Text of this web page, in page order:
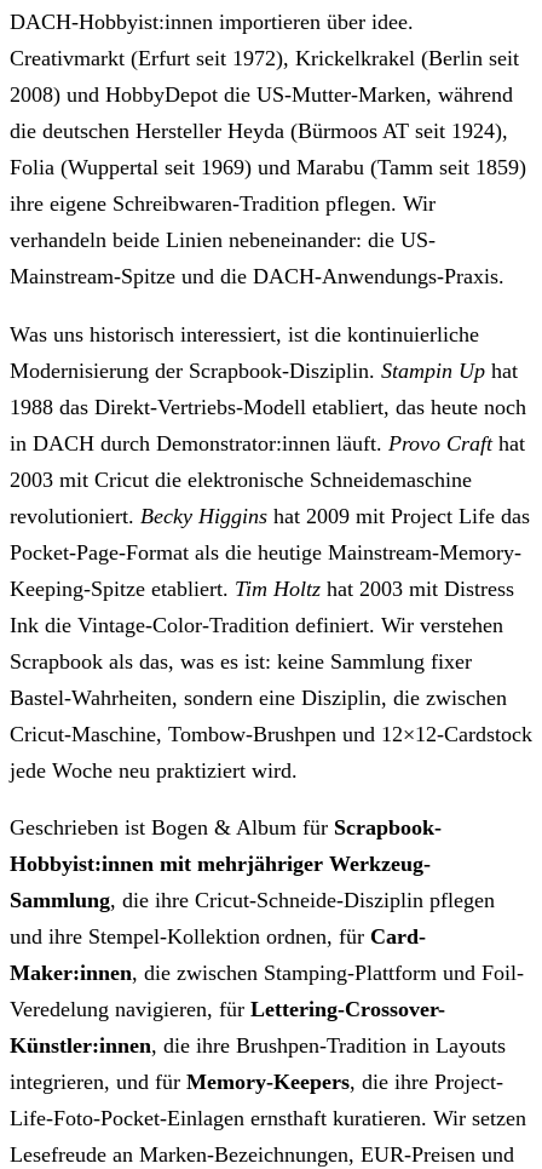
DACH-Hobbyist:innen importieren über idee.
Creativmarkt (Erfurt seit 1972), Krickelkrakel (Berlin seit
2008) und HobbyDepot die US-Mutter-Marken, während
die deutschen Hersteller Heyda (Bürmoos AT seit 1924),
Folia (Wuppertal seit 1969) und Marabu (Tamm seit 1859)
ihre eigene Schreibwaren-Tradition pflegen. Wir
verhandeln beide Linien nebeneinander: die US-
Mainstream-Spitze und die DACH-Anwendungs-Praxis.
Was uns historisch interessiert, ist die kontinuierliche
Modernisierung der Scrapbook-Disziplin. Stampin Up hat
1988 das Direkt-Vertriebs-Modell etabliert, das heute noch
in DACH durch Demonstrator:innen läuft. Provo Crafthat
2003 mit Cricut die elektronische Schneidemaschine
revolutioniert. Becky Higgins hat 2009 mit Project Life das
Pocket-Page-Format als die heutige Mainstream-Memory-
Keeping-Spitze etabliert. Tim Holtz hat 2003 mit Distress
Ink die Vintage-Color-Tradition definiert. Wir verstehen
Scrapbook als das, was es ist: keine Sammlung fixer
Bastel-Wahrheiten, sondern eine Disziplin, die zwischen
Cricut-Maschine, Tombow-Brushpen und 12×12-Cardstock
jede Woche neu praktiziert wird.
Geschrieben ist Bogen & Album für Scrapbook-
Hobbyist:innen mit mehrjähriger Werkzeug-
Sammlung, die ihre Cricut-Schneide-Disziplin pflegen
und ihre Stempel-Kollektion ordnen, für Card-
Maker:innen, die zwischen Stamping-Plattform und Foil-
Veredelung navigieren, für Lettering-Crossover-
Künstler:innen, die ihre Brushpen-Tradition in Layouts
integrieren, und für Memory-Keepers, die ihre Project-
Life-Foto-Pocket-Einlagen ernsthaft kuratieren. Wir setzen
Lesefreude an Marken-Bezeichnungen, EUR-Preisen und